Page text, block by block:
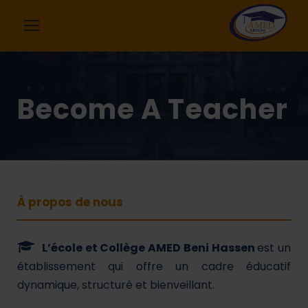
Become A Teacher
À propos de nous
L’école et Collège AMED Beni Hassen est un
établissement qui offre un cadre éducatif
dynamique, structuré et bienveillant.